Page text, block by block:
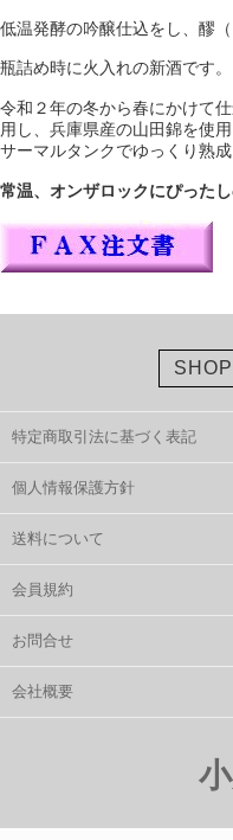
低温発酵の吟醸仕込をし、醪
瓶詰め時に火入れの新酒です。
令和２年の冬から春にかけて
用し、兵庫県産の山田錦を使
サーマルタンクでゆっくり熟成
常温、オンザロックにぴった
特定商取引法に基づく表記
個人情報保護方針
送料について
会員規約
お問合せ
会社概要